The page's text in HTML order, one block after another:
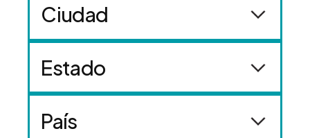
Ciudad
Estado
País